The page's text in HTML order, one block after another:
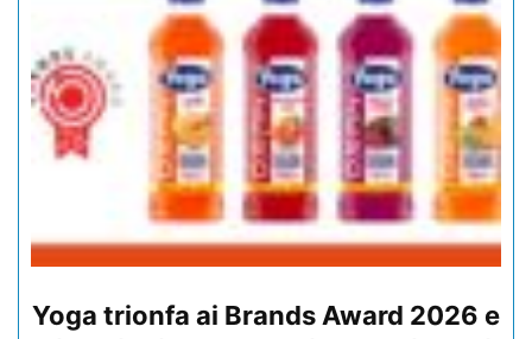
Yoga trionfa ai Brands Award 2026 e